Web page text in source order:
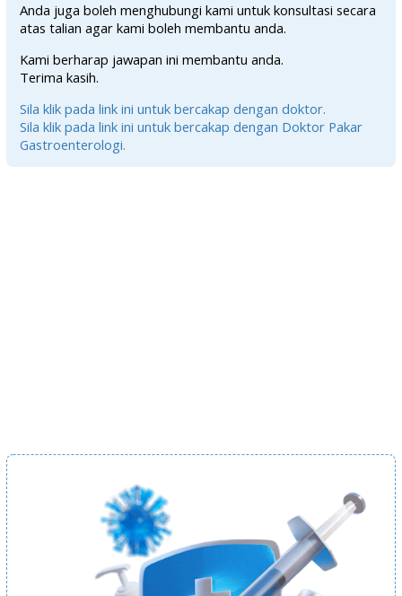
Anda juga boleh menghubungi kami untuk konsultasi secara
atas talian agar kami boleh membantu anda.
Kami berharap jawapan ini membantu anda.
Terima kasih.
Sila klik pada link ini untuk bercakap dengan doktor.
Sila klik pada link ini untuk bercakap dengan Doktor Pakar
Gastroenterologi.